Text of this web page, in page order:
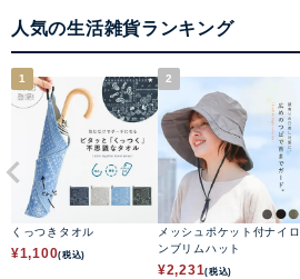
人気の生活雑貨ランキング
1
くっつきタオル
¥1,100(税込)
2
メッシュポケット付ナイロ
ンブリムハット
¥2,231(税込)